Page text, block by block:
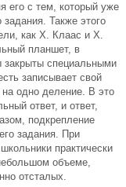
его с тем, который уже
Также этого
как Х. Клаас и Х.
планшет, в
закрыты специальными
записывает свой
на одно деление. В это
ответ, и ответ,
подкрепление
задания. При
практически
объеме,
отсталых.